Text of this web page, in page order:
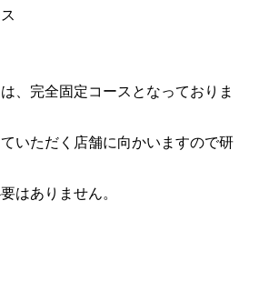
、完全固定コースとなっておりま
いただく店舗に向かいますので研
はありません。